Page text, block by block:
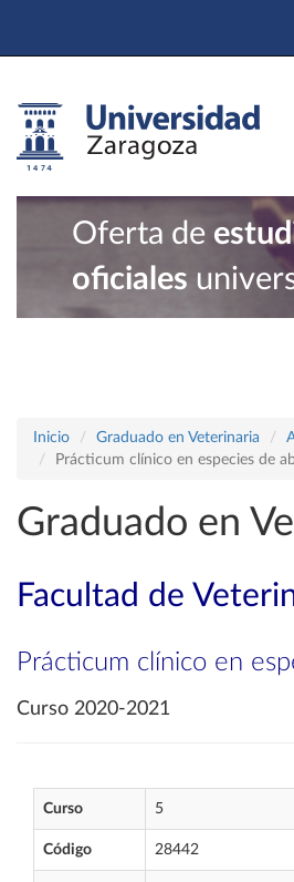
Oferta de
oficiales
Inicio Graduado en Veterinaria
Prácticum clínico en especies de
Graduado en
Facultad de
Prácticum clínico en
Curso 2020-2021
Curso 5
Código 28442